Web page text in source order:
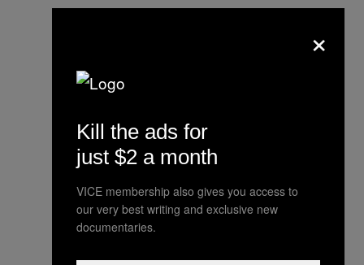
시민방사능감시센터의 최경숙 활동
가가 19일 서울 종로구에서 일본 방
사능 오염수 방류를 규탄하는 기자회
×
Kill the ads for
just $2 a month
VICE membership also gives you access to
our very best writing and exclusive new
documentaries.